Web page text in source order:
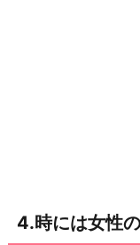
4.時には女性